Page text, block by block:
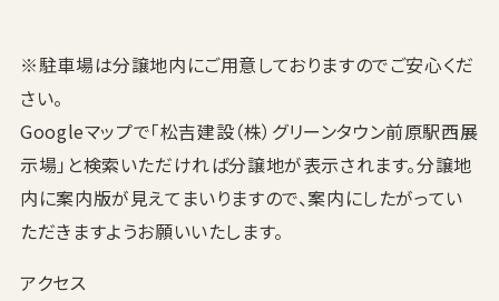
※駐車場は分譲地内にご用意しておりますのでご安心くだ
さい。
Googleマップで「松吉建設（株）グリーンタウン前原駅西展
示場」と検索いただければ分譲地が表示されます。分譲地
内に案内版が見えてまいりますので、案内にしたがってい
ただきますようお願いいたします。
アクセス